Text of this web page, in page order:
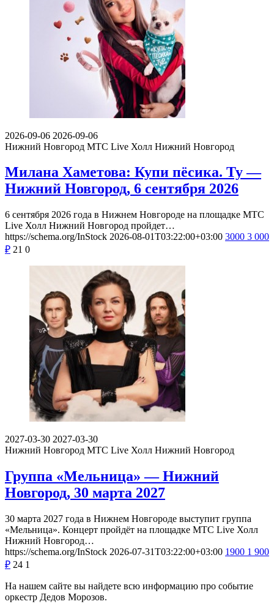
2026-09-06 2026-09-06
Нижний Новгород МТС Live Холл Нижний Новгород
Милана Хаметова: Купи пёсика. Ту —
Нижний Новгород, 6 сентября 2026
6 сентября 2026 года в Нижнем Новгороде на площадке МТС
Live Холл Нижний Новгород пройдет…
https://schema.org/InStock 2026-08-01T03:22:00+03:00 3000 3 000
₽ 21 0
2027-03-30 2027-03-30
Нижний Новгород МТС Live Холл Нижний Новгород
Группа «Мельница» — Нижний
Новгород, 30 марта 2027
30 марта 2027 года в Нижнем Новгороде выступит группа
«Мельница». Концерт пройдёт на площадке МТС Live Холл
Нижний Новгород…
https://schema.org/InStock 2026-07-31T03:22:00+03:00 1900 1 900
₽ 24 1
На нашем сайте вы найдете всю информацию про событие
оркестр Дедов Морозов.